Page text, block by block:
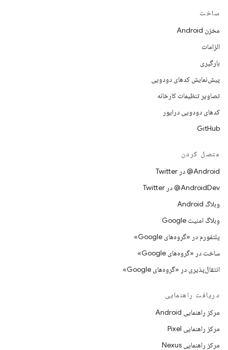
ساخت
مخزن Android
الزامات
بارگیری
پیش‌نمایش کدهای دودویی
تصاویر تنظیمات کارخانه
کدهای دودویی درایور
GitHub
متصل کردن
Android@ در Twitter
AndroidDev@ در Twitter
وبلاگ Android
وبلاگ امنیت Google
پلتفورم در «گروه‌های Google»
ساخت در «گروه‌های Google»
انتقال‌پذیری در «گروه‌های Google»
دریافت راهنمایی
مرکز راهنمایی Android
مرکز راهنمایی Pixel
مرکز راهنمایی Nexus